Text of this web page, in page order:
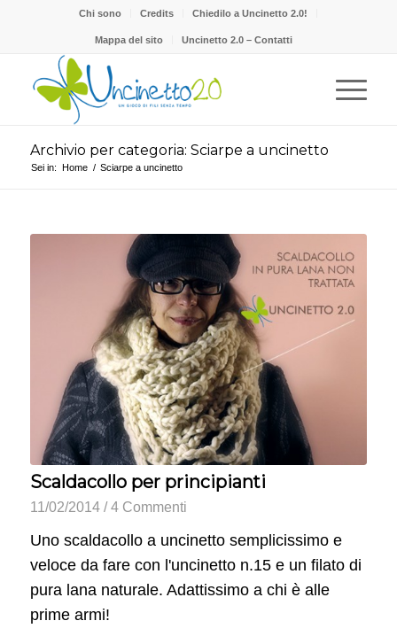
Chi sono Credits Chiedilo a Uncinetto 2.0!
Mappa del sito Uncinetto 2.0 – Contatti
Archivio per categoria: Sciarpe a uncinetto
Sei in: Home / Sciarpe a uncinetto
Scaldacollo per principianti
11/02/2014 / 4 Commenti
Uno scaldacollo a uncinetto semplicissimo e
veloce da fare con l'uncinetto n.15 e un filato di
pura lana naturale. Adattissimo a chi è alle
prime armi!